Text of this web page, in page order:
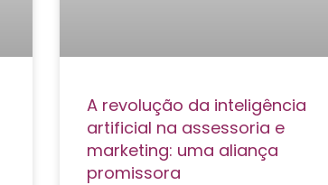
A revolução da inteligência
artificial na assessoria e
marketing: uma aliança
promissora